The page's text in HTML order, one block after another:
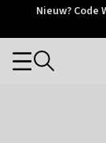
OtriumNieuw? Code
Categories